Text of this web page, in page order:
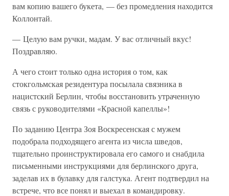
вам копию вашего букета, — без промедления находится
Коллонтай.
— Целую вам ручки, мадам. У вас отличный вкус!
Поздравляю.
А чего стоит только одна история о том, как
стокгольмская резидентура посылала связника в
нацистский Берлин, чтобы восстановить утраченную
связь с руководителями «Красной капеллы»!
По заданию Центра Зоя Воскресенская с мужем
подобрала подходящего агента из числа шведов,
тщательно проинструктировала его самого и снабдила
письменными инструкциями для берлинского друга,
заделав их в булавку для галстука. Агент подтвердил на
встрече, что все понял и выехал в командировку.